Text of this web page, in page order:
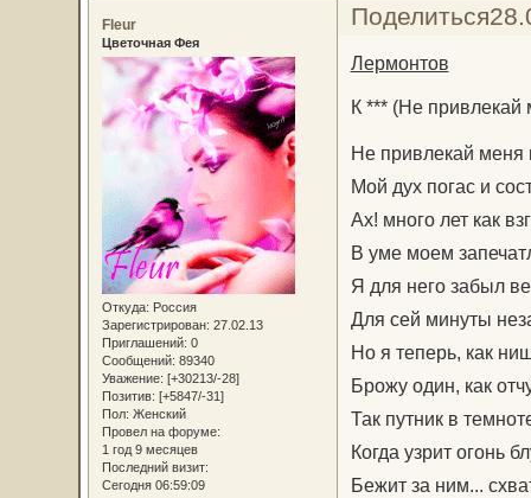
Поделиться
Fleur
Цветочная Фея
Откуда: Россия
Зарегистрирован: 27.02.13
Приглашений: 0
Сообщений: 89340
Уважение: [+30213/-28]
Позитив: [+5847/-31]
Пол: Женский
Провел на форуме:
1 год 9 месяцев
Последний визит:
Сегодня 06:59:09
Лермонтов
К *** (Не привлекай
Не привлекай меня
Мой дух погас и
Ах! много лет как
В уме моем
Я для него забыл
Для сей минуты
Но я теперь, как
Брожу один, как
Так путник в
Когда узрит огонь
Бежит за ним...